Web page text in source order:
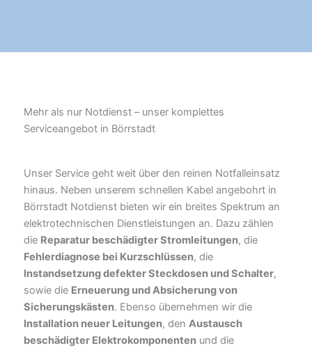
Mehr als nur Notdienst – unser komplettes
Serviceangebot in Börrstadt
Unser Service geht weit über den reinen Notfalleinsatz
hinaus. Neben unserem schnellen Kabel angebohrt in
Börrstadt Notdienst bieten wir ein breites Spektrum an
elektrotechnischen Dienstleistungen an. Dazu zählen
die Reparatur beschädigter Stromleitungen, die
Fehlerdiagnose bei Kurzschlüssen, die
Instandsetzung defekter Steckdosen und Schalter,
sowie die Erneuerung und Absicherung von
Sicherungskästen. Ebenso übernehmen wir die
Installation neuer Leitungen, den Austausch
beschädigter Elektrokomponenten und die